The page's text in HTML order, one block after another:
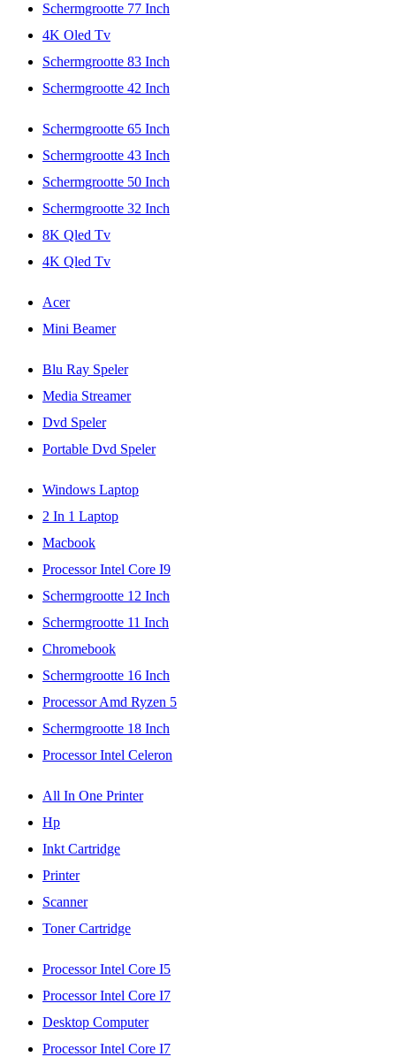
Schermgrootte 77 Inch
4K Oled Tv
Schermgrootte 83 Inch
Schermgrootte 42 Inch
Schermgrootte 65 Inch
Schermgrootte 43 Inch
Schermgrootte 50 Inch
Schermgrootte 32 Inch
8K Qled Tv
4K Qled Tv
Acer
Mini Beamer
Blu Ray Speler
Media Streamer
Dvd Speler
Portable Dvd Speler
Windows Laptop
2 In 1 Laptop
Macbook
Processor Intel Core I9
Schermgrootte 12 Inch
Schermgrootte 11 Inch
Chromebook
Schermgrootte 16 Inch
Processor Amd Ryzen 5
Schermgrootte 18 Inch
Processor Intel Celeron
All In One Printer
Hp
Inkt Cartridge
Printer
Scanner
Toner Cartridge
Processor Intel Core I5
Processor Intel Core I7
Desktop Computer
Processor Intel Core I7